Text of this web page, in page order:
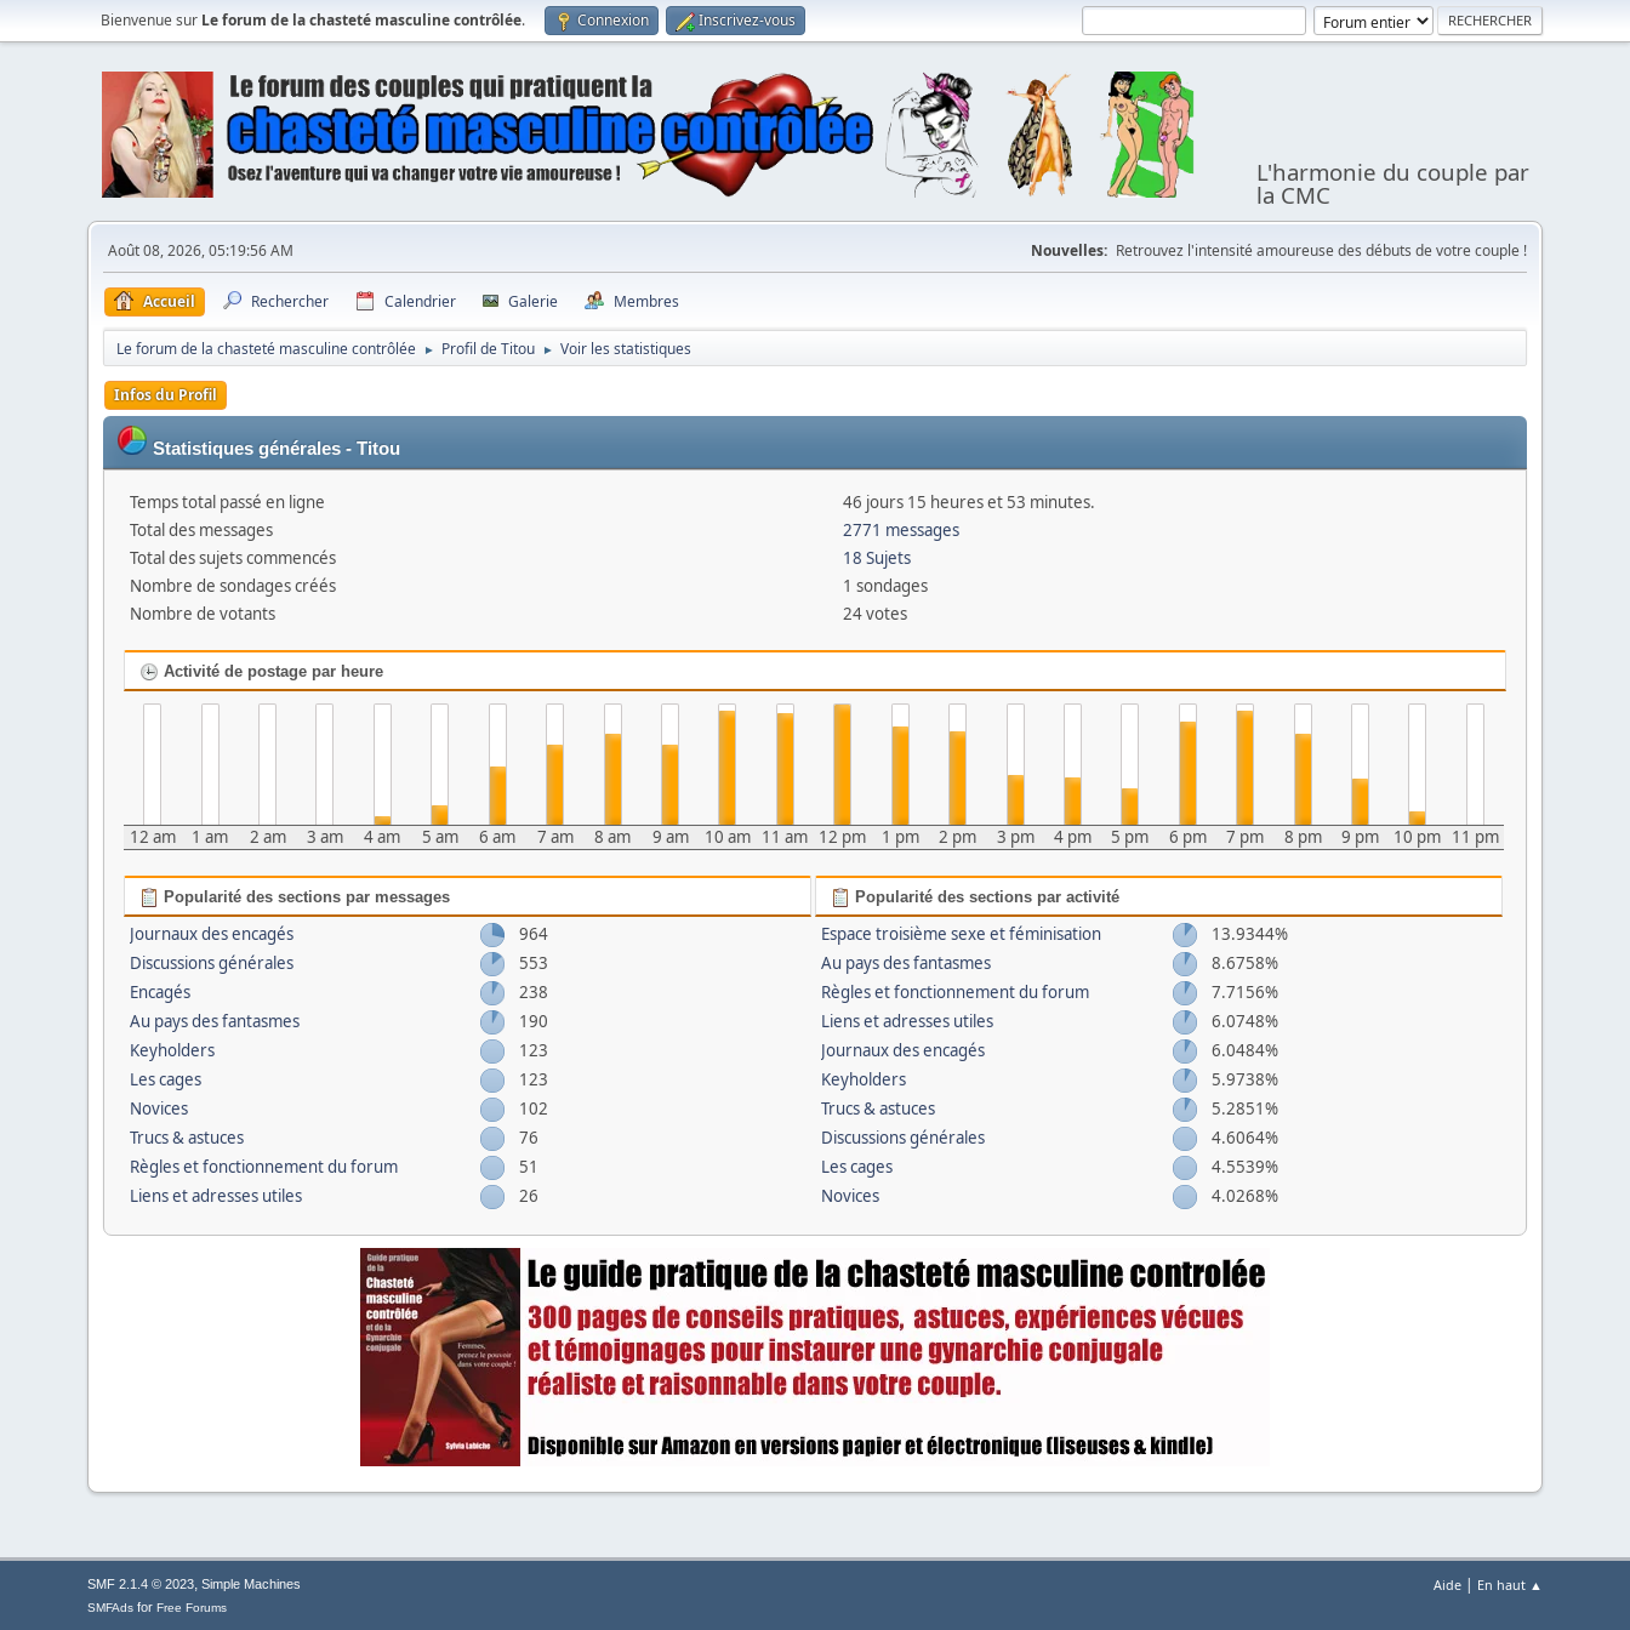
Bienvenue sur Le forum de la chasteté masculine contrôlée. Connexion Inscrivez-vous
L'harmonie du couple par
la CMC
Août 08, 2026, 05:19:56 AM Nouvelles: Retrouvez l'intensité amoureuse des débuts de votre couple !
Accueil Rechercher Calendrier Galerie Membres
Le forum de la chasteté masculine contrôlée ► Profil de Titou ► Voir les statistiques
Infos du Profil
Statistiques générales - Titou
Temps total passé en ligne
46 jours 15 heures et 53 minutes.
Total des messages
2771 messages
Total des sujets commencés
18 Sujets
Nombre de sondages créés
1 sondages
Nombre de votants
24 votes
Activité de postage par heure
12 am 1 am 2 am 3 am 4 am 5 am 6 am 7 am 8 am 9 am 10 am 11 am 12 pm 1 pm 2 pm 3 pm 4 pm 5 pm 6 pm 7 pm 8 pm 9 pm 10 pm 11 pm
Popularité des sections par messages
Journaux des encagés
964
Discussions générales
553
Encagés
238
Au pays des fantasmes
190
Keyholders
123
Les cages
123
Novices
102
Trucs & astuces
76
Règles et fonctionnement du forum
51
Liens et adresses utiles
26
Popularité des sections par activité
Espace troisième sexe et féminisation
13.9344%
Au pays des fantasmes
8.6758%
Règles et fonctionnement du forum
7.7156%
Liens et adresses utiles
6.0748%
Journaux des encagés
6.0484%
Keyholders
5.9738%
Trucs & astuces
5.2851%
Discussions générales
4.6064%
Les cages
4.5539%
Novices
4.0268%
Aide | En haut ▲
SMF 2.1.4 © 2023, Simple Machines
SMFAds for Free Forums